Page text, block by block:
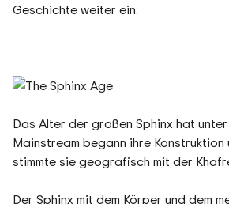
Geschichte weiter ein.
Das Alter der großen Sphinx hat
Mainstream begann ihre
stimmte sie geografisch mit der
Der Sphinx mit dem Körper und dem